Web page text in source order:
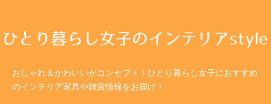
おしゃれ＆かわいいがコンセプト！ひとり暮らし女子におすすめ
のインテリア家具や雑貨情報をお届け！